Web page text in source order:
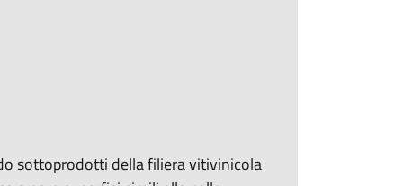
sottoprodotti della filiera vitivinicola